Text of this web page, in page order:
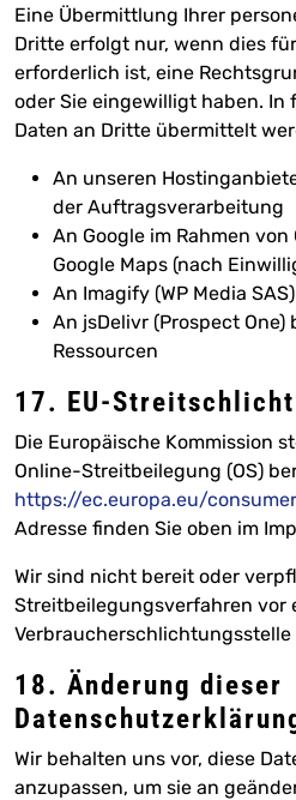
Eine Übermittlung Ihrer
Dritte erfolgt nur, wenn dies
erforderlich ist, eine
oder Sie eingewilligt haben. In
Daten an Dritte übermittelt
An unseren
der Auftragsverarbeitung
An Google im Rahmen
Google Maps (nach
An Imagify (WP Media
An jsDelivr (Prospect One)
Ressourcen
17. EU-
Die Europäische Kommission
Online-Streitbeilegung (OS)
https://ec.europa.eu/
Adresse finden Sie oben im
Wir sind nicht bereit oder
Streitbeilegungsverfahren vor
Verbraucherschlichtungsstelle
18. Änderung dieser
Wir behalten uns vor, diese
anzupassen, um sie an